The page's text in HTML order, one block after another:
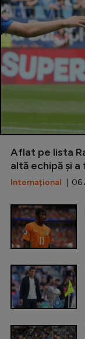
Aflat pe lista
altă echipă și
Internațional | 06